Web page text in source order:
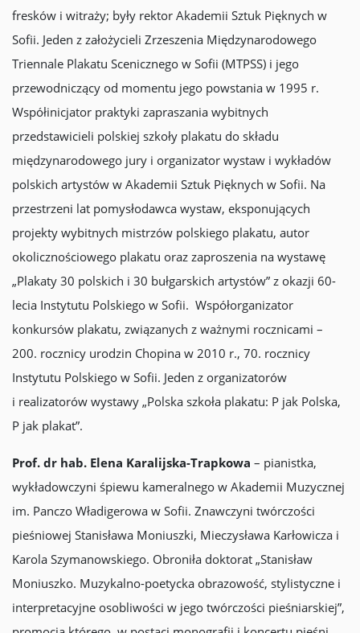
fresków i witraży; były rektor Akademii Sztuk Pięknych w
Sofii. Jeden z założycieli Zrzeszenia Międzynarodowego
Triennale Plakatu Scenicznego w Sofii (MTPSS) i jego
przewodniczący od momentu jego powstania w 1995 r.
Współinicjator praktyki zapraszania wybitnych
przedstawicieli polskiej szkoły plakatu do składu
międzynarodowego jury i organizator wystaw i wykładów
polskich artystów w Akademii Sztuk Pięknych w Sofii. Na
przestrzeni lat pomysłodawca wystaw, eksponujących
projekty wybitnych mistrzów polskiego plakatu, autor
okolicznościowego plakatu oraz zaproszenia na wystawę
„Plakaty 30 polskich i 30 bułgarskich artystów” z okazji 60-
lecia Instytutu Polskiego w Sofii. Współorganizator
konkursów plakatu, związanych z ważnymi rocznicami –
200. rocznicy urodzin Chopina w 2010 r., 70. rocznicy
Instytutu Polskiego w Sofii. Jeden z organizatorów
i realizatorów wystawy „Polska szkoła plakatu: P jak Polska,
P jak plakat”.
Prof. dr hab. Elena Karalijska-Trapkowa – pianistka,
wykładowczyni śpiewu kameralnego w Akademii Muzycznej
im. Panczo Władigerowa w Sofii. Znawczyni twórczości
pieśniowej Stanisława Moniuszki, Mieczysława Karłowicza i
Karola Szymanowskiego. Obroniła doktorat „Stanisław
Moniuszko. Muzykalno-poetycka obrazowość, stylistyczne i
interpretacyjne osobliwości w jego twórczości pieśniarskiej”,